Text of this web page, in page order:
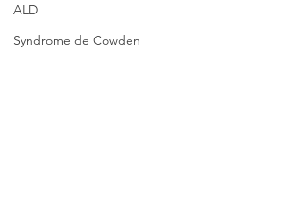
ALD
Syndrome de Cowden